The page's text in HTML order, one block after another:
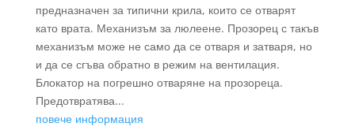
предназначен за типични крила, които се отварят
като врата. Механизъм за люлеене. Прозорец с такъв
механизъм може не само да се отваря и затваря, но
и да се сгъва обратно в режим на вентилация.
Блокатор на погрешно отваряне на прозореца.
Предотвратява...
повече информация